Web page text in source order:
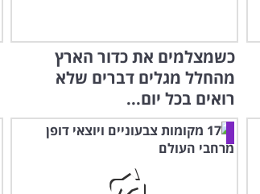
כשמצלמים את כדור הארץ
מהחלל מגלים דברים שלא
רואים בכל יום...